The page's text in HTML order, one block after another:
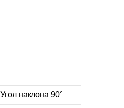
Угол наклона 90°